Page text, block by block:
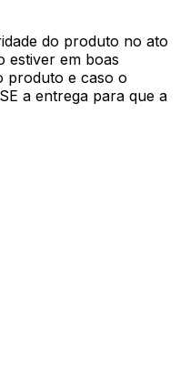
do produto no ato
estiver em boas
produto e caso o
a entrega para que a